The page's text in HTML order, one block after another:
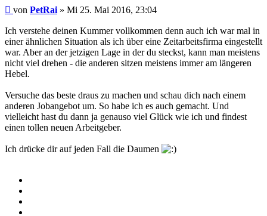
Beitrag
von PetRai » Mi 25. Mai 2016, 23:04
Ich verstehe deinen Kummer vollkommen denn auch ich war mal in
einer ähnlichen Situation als ich über eine Zeitarbeitsfirma eingestellt
war. Aber an der jetzigen Lage in der du steckst, kann man meistens
nicht viel drehen - die anderen sitzen meistens immer am längeren
Hebel.
Versuche das beste draus zu machen und schau dich nach einem
anderen Jobangebot um. So habe ich es auch gemacht. Und
vielleicht hast du dann ja genauso viel Glück wie ich und findest
einen tollen neuen Arbeitgeber.
Ich drücke dir auf jeden Fall die Daumen